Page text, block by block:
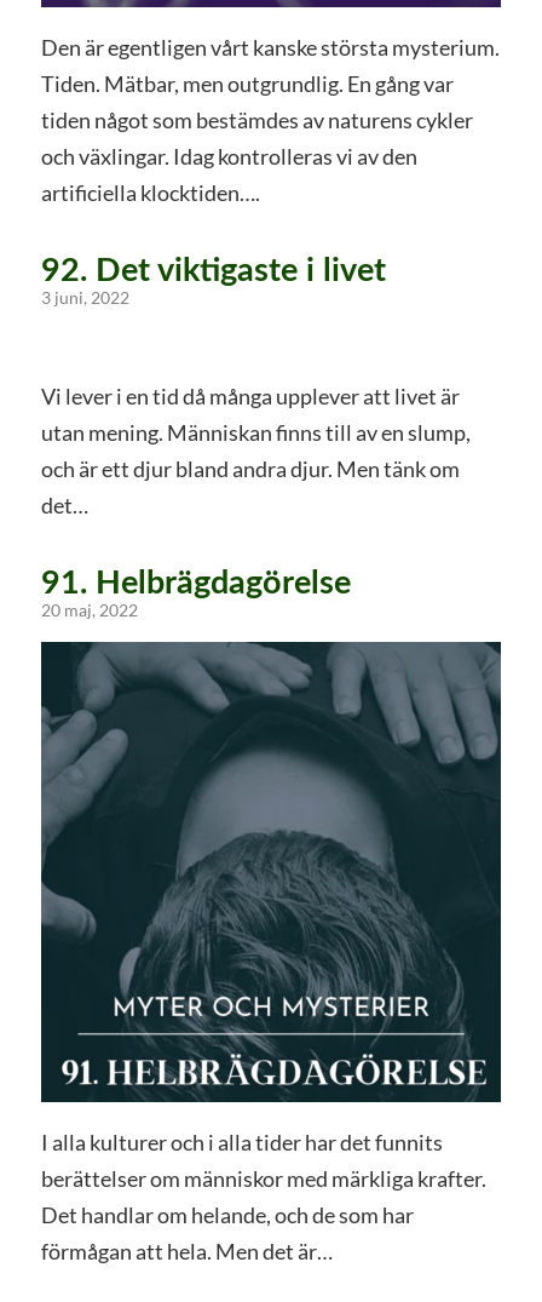
Den är egentligen vårt kanske största mysterium.
Tiden. Mätbar, men outgrundlig. En gång var
tiden något som bestämdes av naturens cykler
och växlingar. Idag kontrolleras vi av den
artificiella klocktiden….
92. Det viktigaste i livet
3 juni, 2022
Vi lever i en tid då många upplever att livet är
utan mening. Människan finns till av en slump,
och är ett djur bland andra djur. Men tänk om
det…
91. Helbrägdagörelse
20 maj, 2022
I alla kulturer och i alla tider har det funnits
berättelser om människor med märkliga krafter.
Det handlar om helande, och de som har
förmågan att hela. Men det är…